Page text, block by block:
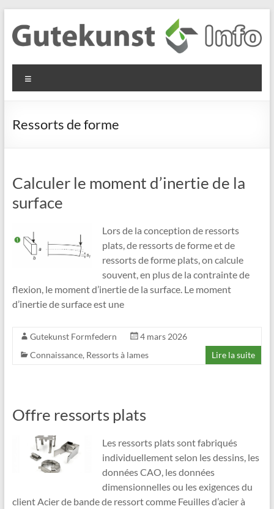
au
contenu
Gutekunst
Formfedern
GmbH
Informationen
Flachmaterial
Ressorts de forme
Calculer le moment d’inertie de la
surface
Lors de la conception de ressorts
plats, de ressorts de forme et de
ressorts de forme plats, on calcule
souvent, en plus de la contrainte de
flexion, le moment d’inertie de la surface. Le moment
d’inertie de surface est une
Gutekunst Formfedern
4 mars 2026
Connaissance, Ressorts à lames Lire la suite
Offre ressorts plats
Les ressorts plats sont fabriqués
individuellement selon les dessins, les
données CAO, les données
dimensionnelles ou les exigences du
client Acier de bande de ressort comme Feuilles d’acier à